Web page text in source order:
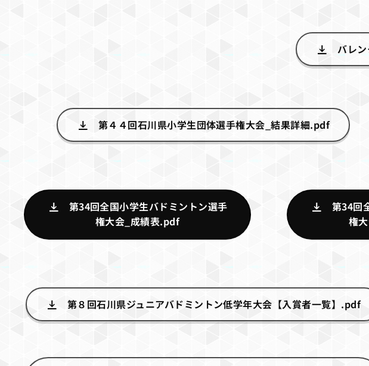
バレ
第４４回石川県小学生団体選手権大会_結果詳細.pdf
第34回全国小学生バドミントン選手
権大会_成績表.pdf
第34回
権
第８回石川県ジュニアバドミントン低学年大会【入賞者一覧】.pdf